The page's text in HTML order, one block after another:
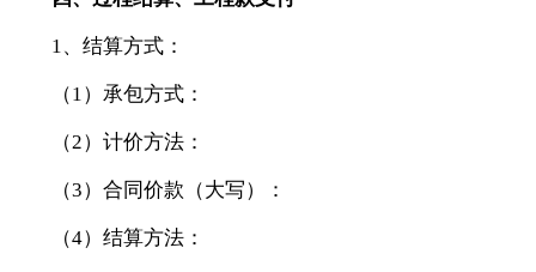
1、结算方式：
（1）承包方式：
（2）计价方法：
（3）合同价款（大写）：
（4）结算方法：